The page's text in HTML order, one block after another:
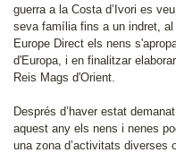
guerra a la Costa d’Ivori es
seva família fins a un indret,
Europe Direct els nens
d'Europa, i en finalitzar
Reis Mags d'Orient.
Després d’haver estat
aquest any els nens i nenes
una zona d’activitats diverses